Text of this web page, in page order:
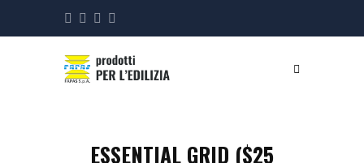
ESSENTIAL GRID ($25